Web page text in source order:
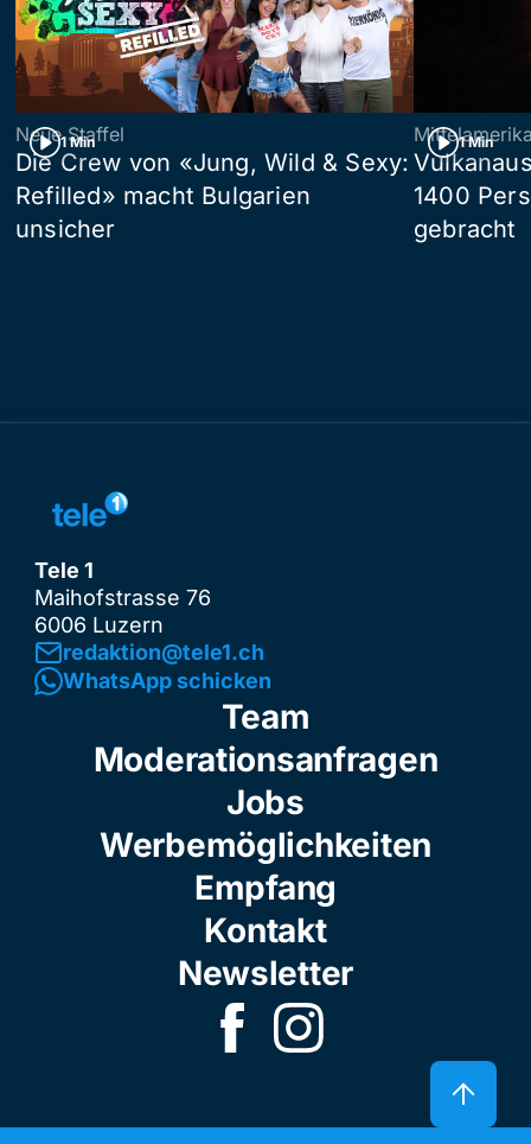
1 Min
Neue Staffel
Die Crew von «Jung, Wild & Sexy:
Refilled» macht Bulgarien
unsicher
1 Min
1400
gebracht
Tele 1
Maihofstrasse 76
6006 Luzern
redaktion@tele1.ch
WhatsApp schicken
Team
Moderationsanfragen
Jobs
Werbemöglichkeiten
Empfang
Kontakt
Newsletter